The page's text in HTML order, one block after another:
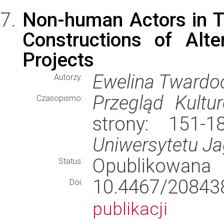
Non-human Actors in
Constructions of
Projects
Autorzy: Ewelina
Czasopismo:
Przegląd
strony: 151-
Uniwersytetu
Status: Opublikowana
Doi: 10.4467/
publikacji